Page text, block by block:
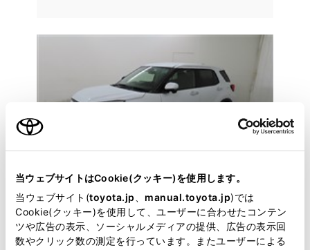
当ウェブサイトはCookie(クッキー)を使用します。
当ウェブサイト(toyota.jp manual.toyota.jp)では
Cookie(クッキー)を使用して、ユーザーに合わせたコンテン
ツや広告の表示、ソーシャルメディアの提供、広告の表示回
数やクリック数の測定を行っています。またユーザーによる